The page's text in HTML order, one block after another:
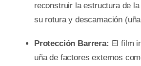
reconstruir la estructura de
su rotura y descamación
Protección Barrera: El film
uña de factores externos